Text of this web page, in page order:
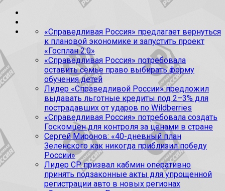
«Справедливая Россия» предлагает вернуться
к плановой экономике и запустить проект
«Госплан 2.0»
«Справедливая Россия» потребовала
оставить семье право выбирать форму
обучения детей
Лидер «Справедливой России» предложил
выдавать льготные кредиты под 2–3% для
пострадавших от ударов по Wildberries
«Справедливая Россия» потребовала создать
Госкомцен для контроля за ценами в стране
Сергей Миронов: «40-дневный план
Зеленского как никогда приблизил победу
России»
Лидер СР призвал кабмин оперативно
принять подзаконные акты для упрощенной
регистрации авто в новых регионах